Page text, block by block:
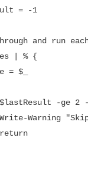
= -1
and run
| % {